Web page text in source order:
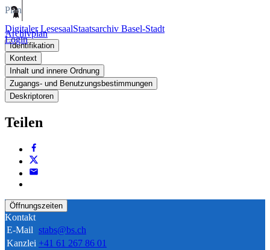
Digitaler LesesaalStaatsarchiv Basel-Stadt
Login
Plan
Archivplan
Identifikation
Kontext
Inhalt und innere Ordnung
Zugangs- und Benutzungsbestimmungen
Deskriptoren
Teilen
Öffnungszeiten
Kontakt
E-Mail stabs@bs.ch
Kanzlei +41 61 267 86 01